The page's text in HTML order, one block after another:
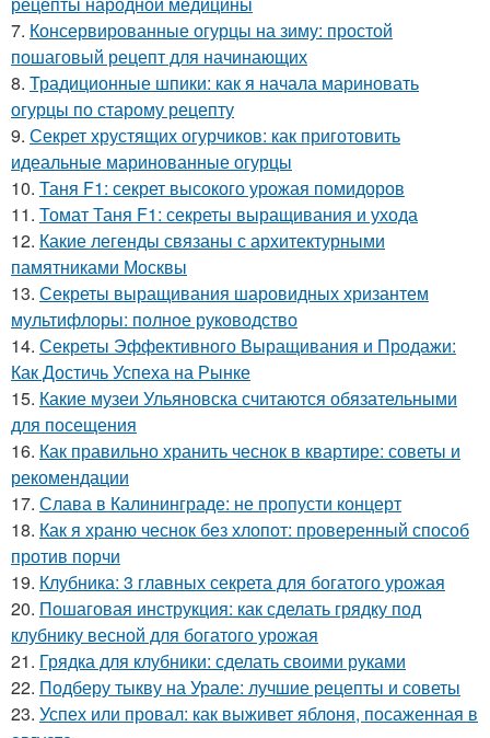
7. Консервированные огурцы на зиму: простой
пошаговый рецепт для начинающих
8. Традиционные шпики: как я начала мариновать
огурцы по старому рецепту
9. Секрет хрустящих огурчиков: как приготовить
идеальные маринованные огурцы
10. Таня F1: секрет высокого урожая помидоров
11. Томат Таня F1: секреты выращивания и ухода
12. Какие легенды связаны с архитектурными
памятниками Москвы
13. Секреты выращивания шаровидных хризантем
мультифлоры: полное руководство
14. Секреты Эффективного Выращивания и Продажи:
Как Достичь Успеха на Рынке
15. Какие музеи Ульяновска считаются обязательными
для посещения
16. Как правильно хранить чеснок в квартире: советы и
рекомендации
17. Слава в Калининграде: не пропусти концерт
18. Как я храню чеснок без хлопот: проверенный способ
против порчи
19. Клубника: 3 главных секрета для богатого урожая
20. Пошаговая инструкция: как сделать грядку под
клубнику весной для богатого урожая
21. Грядка для клубники: сделать своими руками
22. Подберу тыкву на Урале: лучшие рецепты и советы
23. Успех или провал: как выживет яблоня, посаженная в